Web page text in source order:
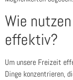
Wie
effektiv?
Um unsere Freizeit
Dinge konzentrieren,